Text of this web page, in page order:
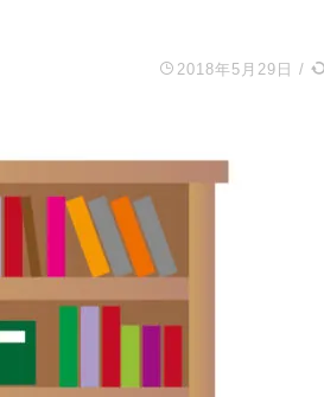
2018年5月29日 /